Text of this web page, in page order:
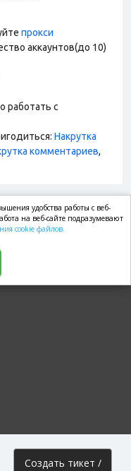
прокси
аккаунтов(до 10)
работать с
Накрутка
комментариев,
Создать тикет /
удобства работы с веб-
на веб-сайте подразумевают
cookie файлов.